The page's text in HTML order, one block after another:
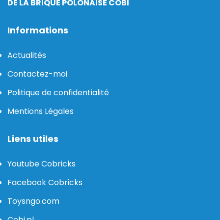
DE LA BRIQUE POLONAISE COBI
Informations
Actualités
Contactez-moi
Politique de confidentialité
Mentions Légales
Liens utiles
Youtube Cobricks
Facebook Cobricks
Toysngo.com